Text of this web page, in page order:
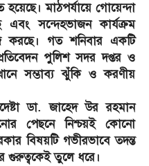
মাঠপর্যায়ে গোয়েন্দা
সন্দেহভাজন কার্যক্রম
করছে। গত শনিবার একটি
পুলিশ সদর দপ্তর ও
সম্ভাব্য ঝুঁকি ও করণীয়
ডা. জাহেদ উর রহমান
পেছনে নিশ্চয়ই কোনো
বিষয়টি গভীরভাবে তদন্ত
গুরুত্বকেই তুলে ধরে।